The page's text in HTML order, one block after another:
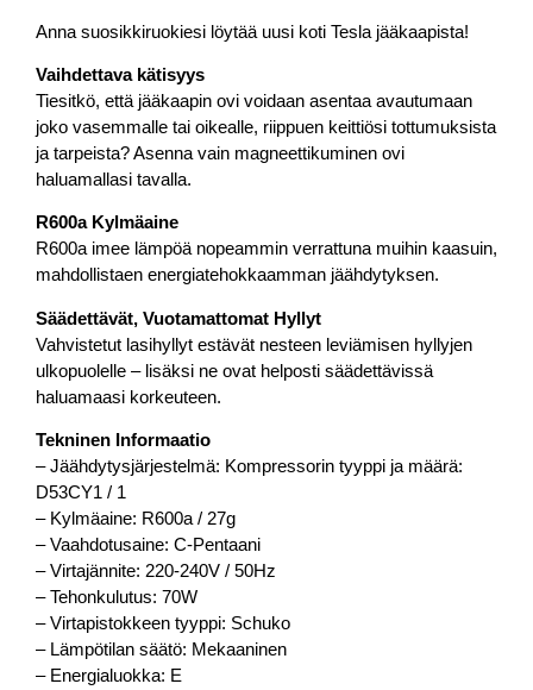
Anna suosikkiruokiesi löytää uusi koti Tesla jääkaapista!
Vaihdettava kätisyys
Tiesitkö, että jääkaapin ovi voidaan asentaa avautumaan
joko vasemmalle tai oikealle, riippuen keittiösi tottumuksista
ja tarpeista? Asenna vain magneettikuminen ovi
haluamallasi tavalla.
R600a Kylmäaine
R600a imee lämpöä nopeammin verrattuna muihin kaasuin,
mahdollistaen energiatehokkaamman jäähdytyksen.
Säädettävät, Vuotamattomat Hyllyt
Vahvistetut lasihyllyt estävät nesteen leviämisen hyllyjen
ulkopuolelle – lisäksi ne ovat helposti säädettävissä
haluamaasi korkeuteen.
Tekninen Informaatio
– Jäähdytysjärjestelmä: Kompressorin tyyppi ja määrä:
D53CY1 / 1
– Kylmäaine: R600a / 27g
– Vaahdotusaine: C-Pentaani
– Virtajännite: 220-240V / 50Hz
– Tehonkulutus: 70W
– Virtapistokkeen tyyppi: Schuko
– Lämpötilan säätö: Mekaaninen
– Energialuokka: E